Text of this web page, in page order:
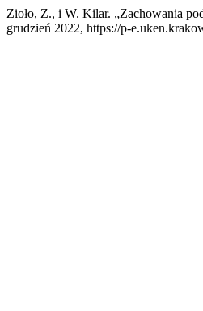
Zioło, Z., i W. Kilar. „Zachowania
grudzień 2022, https://p-